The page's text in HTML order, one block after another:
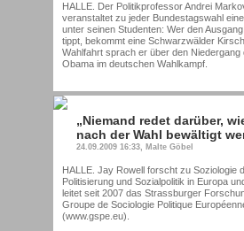
HALLE. Der Politikprofessor Andrei
veranstaltet zu jeder Bundestagswahl
unter seinen Studenten: Wer den
tippt, bekommt eine Schwarzwälder
Wahlfahrt sprach er über den Niedergang
Obama im deutschen Wahlkampf.
„Niemand redet darüber,
nach der Wahl bewältigt
24.09.2009 16:33, Malte Göbel
HALLE. Jay Rowell forscht zu Soziologie
Politisierung und Sozialpolitik in Europa
leitet seit 2007 das Strassburger
Groupe de Sociologie Politique
(www.gspe.eu).